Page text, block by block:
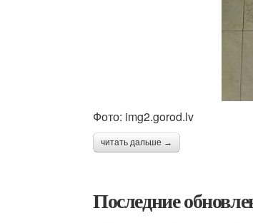
Фото: img2.gorod.lv
читать дальше →
Последние